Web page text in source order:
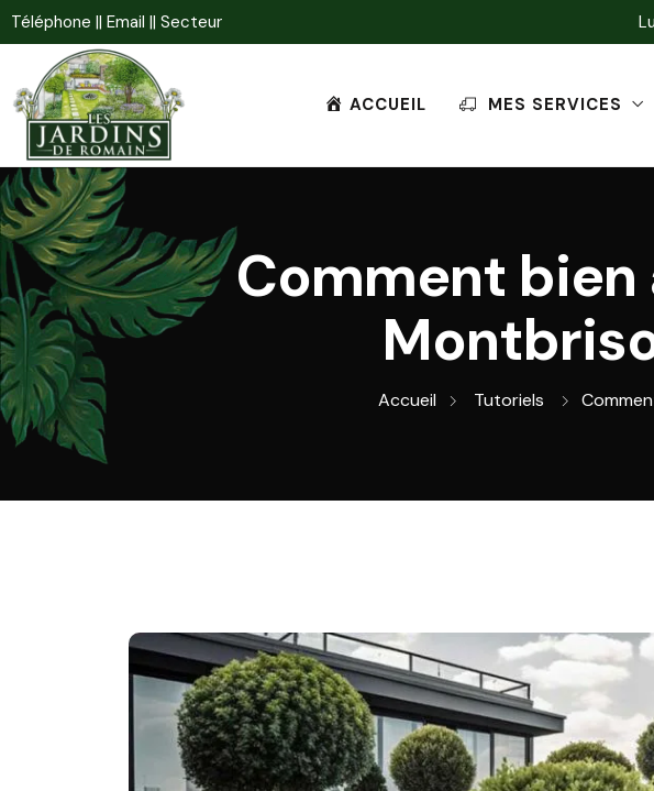
Téléphone || Email || Secteur
ACCUEIL MES SERVICES
Comment bien
Accueil Tutoriels